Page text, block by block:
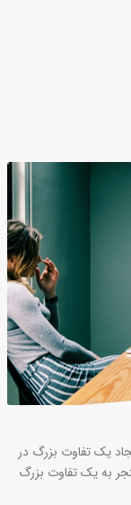
یک تفاوت بزرگ در
به یک تفاوت بزرگ